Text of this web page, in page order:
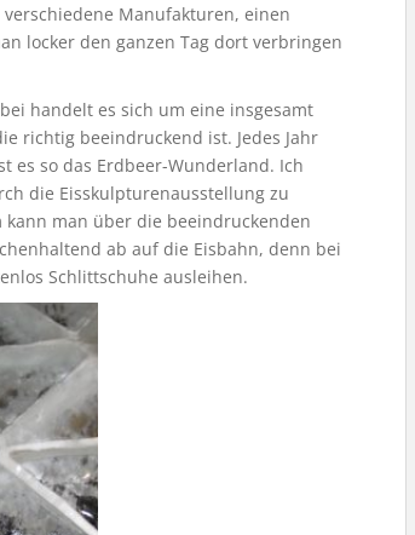
Manufakturen, einen
locker den ganzen Tag dort verbringen
handelt es sich um eine insgesamt
richtig beeindruckend ist. Jedes Jahr
es so das Erdbeer-Wunderland. Ich
die Eisskulpturenausstellung zu
man über die beeindruckenden
ab auf die Eisbahn, denn bei
Schlittschuhe ausleihen.